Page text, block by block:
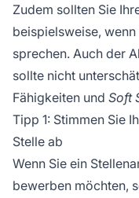
Zudem sollten Sie
beispielsweise,
sprechen. Auch der
sollte nicht
Fähigkeiten und Soft
Tipp 1: Stimmen Sie
Stelle ab
Wenn Sie ein
bewerben möchten,